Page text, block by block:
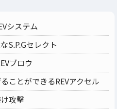
システム
S.P.Gセレクト
ブロウ
ことができるREVアクセル
攻撃